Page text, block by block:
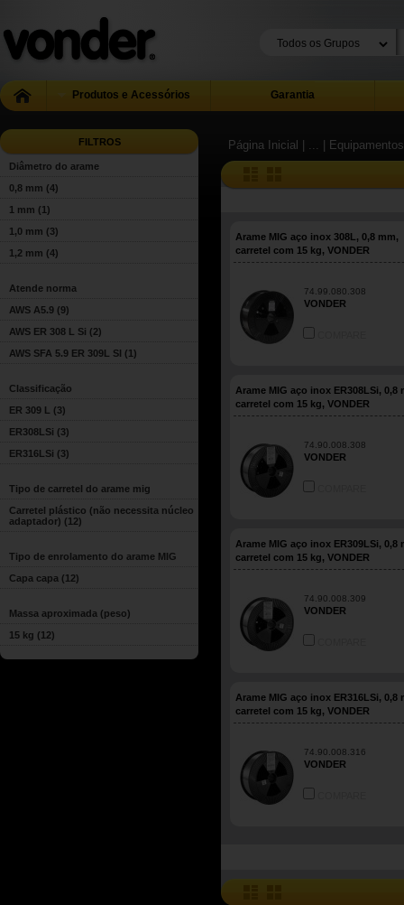
Produtos e Acessórios Garantia
FILTROS
Diâmetro do arame
0,8 mm (4)
1 mm (1)
1,0 mm (3)
1,2 mm (4)
Atende norma
AWS A5.9 (9)
AWS ER 308 L Si (2)
AWS SFA 5.9 ER 309L SI (1)
Classificação
ER 309 L
(3)
ER308LSi (3)
ER316LSi (3)
Tipo de carretel do arame mig
Carretel plástico (não necessita núcleo
adaptador) (12)
Tipo de enrolamento do arame MIG
Capa capa (12)
Massa aproximada (peso)
15 kg (12)
Página Inicial | ... |
Arame MIG aço inox 308L, 0,8 mm,
carretel com 15 kg, VONDER
74.99.080.308
VONDER
Arame MIG aço inox ER308LSi, 0,8
carretel com 15 kg, VONDER
74.90.008.308
VONDER
Arame MIG aço inox ER309LSi, 0,8
carretel com 15 kg, VONDER
74.90.008.309
VONDER
Arame MIG aço inox ER316LSi, 0,8
carretel com 15 kg, VONDER
74.90.008.316
VONDER